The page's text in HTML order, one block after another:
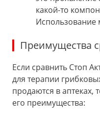
какой-то
Использование
Преимущества
Если сравнить Стоп
для терапии
продаются в аптеках,
его преимущества: